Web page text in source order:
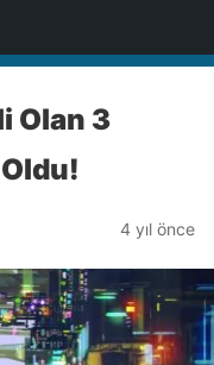
Olan 3
4 yıl önce